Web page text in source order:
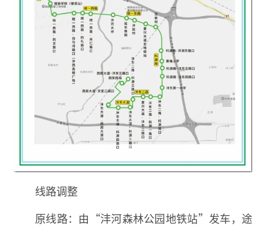
线路调整
原线路：由“沣河森林公园地铁站”发车，途